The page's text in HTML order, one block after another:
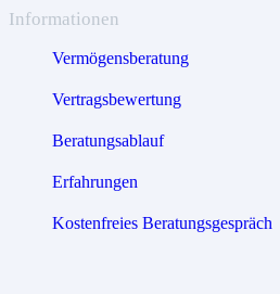
Informationen
Vermögensberatung
Vertragsbewertung
Beratungsablauf
Erfahrungen
Kostenfreies Beratungsgespräch